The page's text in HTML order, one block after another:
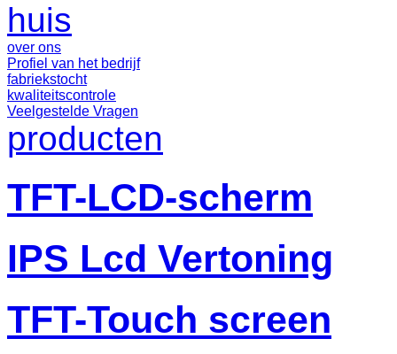
huis
over ons
Profiel van het bedrijf
fabriekstocht
kwaliteitscontrole
Veelgestelde Vragen
producten
TFT-LCD-scherm
IPS Lcd Vertoning
TFT-Touch screen